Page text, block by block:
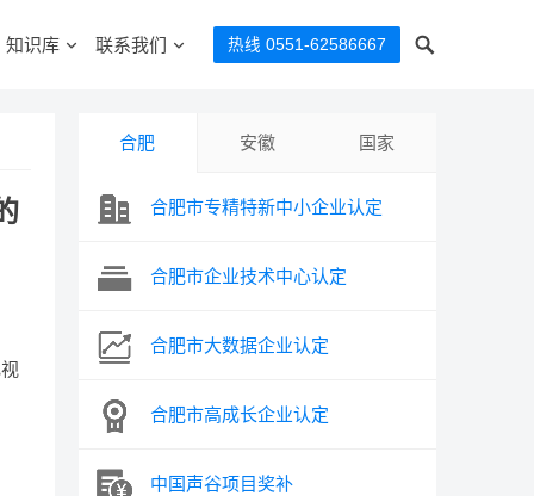
知识库 联系我们 热线 0551-62586667
合肥 安徽 国家
合肥市专精特新中小企业认定
合肥市企业技术中心认定
合肥市大数据企业认定
合肥市高成长企业认定
中国声谷项目奖补